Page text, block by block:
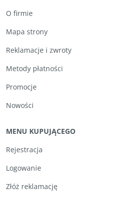
O firmie
Mapa strony
Reklamacje i zwroty
Metody płatności
Promocje
Nowości
MENU KUPUJĄCEGO
Rejestracja
Logowanie
Złóż reklamację